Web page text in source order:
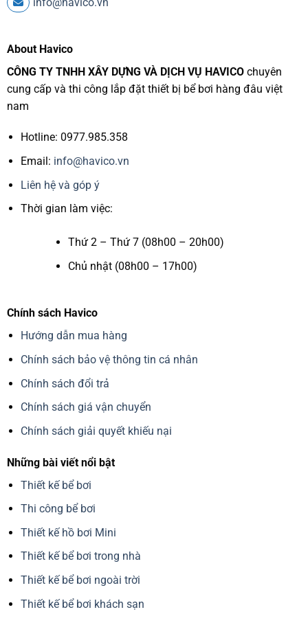
About Havico
CÔNG TY TNHH XÂY DỰNG VÀ DỊCH VỤ HAVICO chuyên
cung cấp và thi công lắp đặt thiết bị bể bơi hàng đâu việt
nam
Hotline: 0977.985.358
Email: info@havico.vn
Liên hệ và góp ý
Thời gian làm việc:
Thứ 2 – Thứ 7 (08h00 – 20h00)
Chủ nhật (08h00 – 17h00)
Chính sách Havico
Hướng dẫn mua hàng
Chính sách bảo vệ thông tin cá nhân
Chính sách đổi trả
Chính sách giá vận chuyển
Chính sách giải quyết khiếu nại
Những bài viết nổi bật
Thiết kế bể bơi
Thi công bể bơi
Thiết kế hồ bơi Mini
Thiết kế bể bơi trong nhà
Thiết kế bể bơi ngoài trời
Thiết kế bể bơi khách sạn